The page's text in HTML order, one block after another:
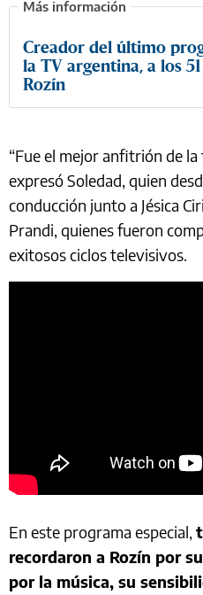
Creador del último
la TV argentina, a los
Rozín
“Fue el mejor anfitrión de
expresó Soledad, quien
conducción junto a Jésica
Prandi, quienes fueron
exitosos ciclos televisivos.
En este programa especial,
recordaron a Rozín por
por la música, su